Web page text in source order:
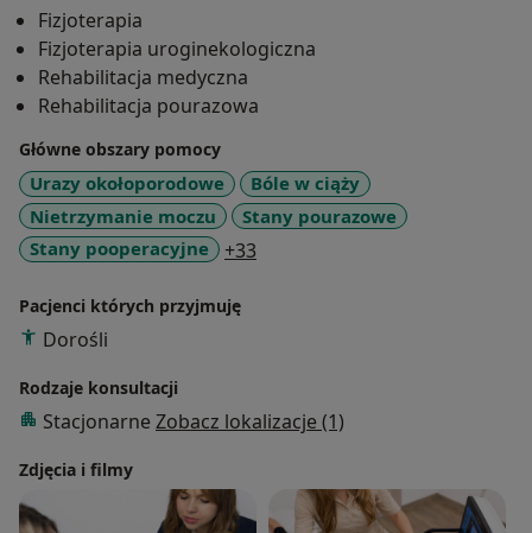
Fizjoterapia
Fizjoterapia uroginekologiczna
Rehabilitacja medyczna
Rehabilitacja pourazowa
Główne obszary pomocy
Urazy okołoporodowe
Bóle w ciąży
Nietrzymanie moczu
Stany pourazowe
Stany pooperacyjne
+33
Pacjenci których przyjmuję
Dorośli
Rodzaje konsultacji
Stacjonarne Zobacz lokalizacje (1)
Zdjęcia i filmy